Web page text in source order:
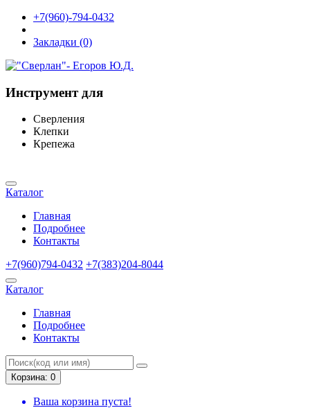
+7(960)-794-0432
Закладки (0)
Инструмент для
Сверления
Клепки
Крепежа
Каталог
Главная
Подробнее
Контакты
+7(960)794-0432 +7(383)204-8044
Каталог
Главная
Подробнее
Контакты
Корзина: 0
Ваша корзина пуста!